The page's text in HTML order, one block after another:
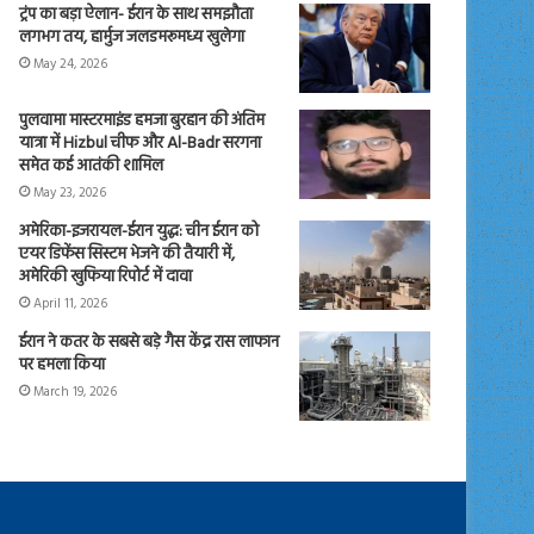
ट्रंप का बड़ा ऐलान- ईरान के साथ समझौता
लगभग तय, हार्मुज जलडमरूमध्य खुलेगा
May 24, 2026
पुलवामा मास्टरमाइंड हमजा बुरहान की अंतिम
यात्रा में Hizbul चीफ और Al-Badr सरगना
समेत कई आतंकी शामिल
May 23, 2026
अमेरिका-इजरायल-ईरान युद्ध: चीन ईरान को
एयर डिफेंस सिस्टम भेजने की तैयारी में,
अमेरिकी खुफिया रिपोर्ट में दावा
April 11, 2026
ईरान ने कतर के सबसे बड़े गैस केंद्र रास लाफान
पर हमला किया
March 19, 2026